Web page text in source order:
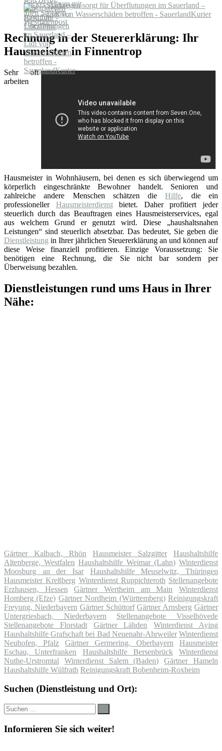
Starkregen sorgt für Überflutungen im Sauerland –
Lidl von Wasserschäden betroffen - SauerlandKurier
Rechnung in der Steuererklärung: Ihr
Hausmeister in Finnentrop
Sehr oft
arbeiten
Hausmeister in Wohnhäusern, bei denen es sich überwiegend um
körperlich eingeschränkte Bewohner handelt. Senioren und
zahlreiche andere Menschen schätzen dieHilfe, die ein
professioneller Hausmeisterdienstbietet. Daher profitiert jeder
steuerlich durch das Beauftragen eines Hausmeisterservices, egal
aus welchem Grund er genutzt wird. Diese „haushaltsnahen
Leistungen“ sind steuerlich absetzbar. Das bedeutet, Sie geben die
Dienstleistung in Ihrer jährlichen Steuererklärung an und können auf
diese Weise finanziell profitieren. Einzige Voraussetzung: Sie
benötigen eine Rechnung, die Sie nicht bar sondern per
Überweisung bezahlen.
Dienstleistungen rund ums Haus in Ihrer
Nähe:
Gärtner Kalbach, Rhön Hausmeister Salzgitter
Haushaltshilfe
Altenberge, Westfalen Haushaltshilfe Weimar (Lahn) Winterdienst
Moosburg an der Isar
Haushaltshilfe Meuselwitz, Thüringen
Hausmeister Kreßberg Winterdienst Ruppichteroth Stellenangebote
Erzhausen, Hessen
Gärtner Wertheim am Main
Winterdienst
Homberg (Efze) Gärtner Nordheim (Württemberg) Reinigungskraft
Freyung, Niederbayern Gärtner Schüttorf Gärtner Arnsberg Gärtner
Untergriesbach, Niederbayern
Stellenangebote Visselhövede
Stellenangebote Florstadt
Gärtner Lähden
Winterdienst Aying
Haushaltshilfe Grafschaft bei Bad Neuenahr-Ahrweiler Winterdienst
Neuhofen, Pfalz
Gärtner Germering, Oberbayern
Hausmeister
Eschau, Unterfranken
Haushaltshilfe Bersenbrück
Winterdienst
Nuthe-Urstromtal
Winterdienst Salem (Baden)
Gärtner Hameln
Haushaltshilfe Wülfrath Reinigungskraft Bobenheim-Roxheim
Suchen (Dienstleistung und Ort):
Suche
nach:
Informieren Sie sich weiter!